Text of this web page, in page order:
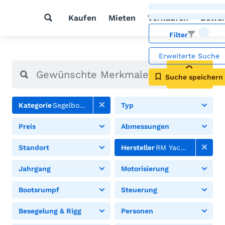
Kaufen Mieten Verkaufen
Filter
Erweiterte Suche
Suche speichern
Suchen
KategorieSegelboote Typ
Preis Abmessungen
Standort HerstellerRM Yachts
Jahrgang Motorisierung
Bootsrumpf Steuerung
Besegelung & Rigg Personen